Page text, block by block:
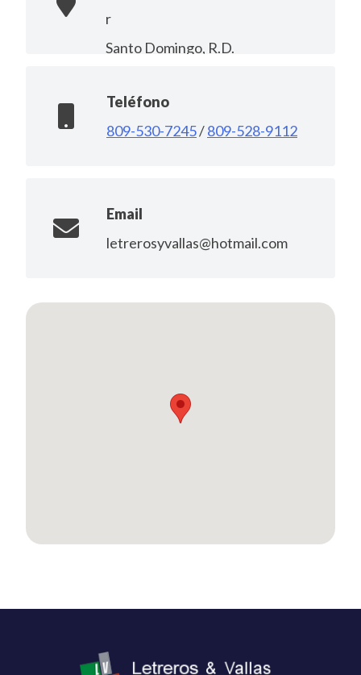
r
Santo Domingo, R.D.
Teléfono
809-530-7245/809-528-9112
Email
letrerosyvallas@hotmail.com